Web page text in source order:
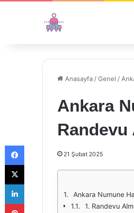
Anasayfa /Genel /
Ankara
Randevu
21 Şubat 2025
Ankara Numune
1. Randevu
Facebook
X
LinkedIn
Pinterest